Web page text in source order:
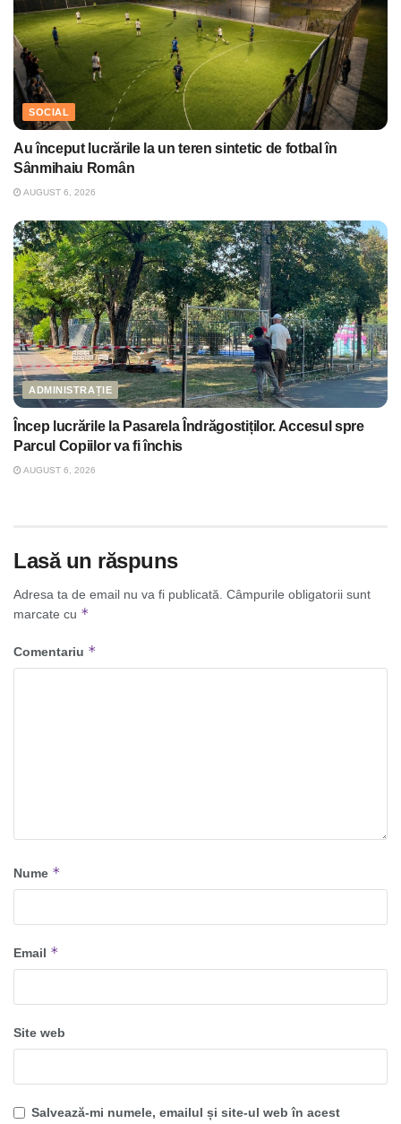
SOCIAL
Au început lucrările la un teren sintetic de fotbal în
Sânmihaiu Român
AUGUST 6, 2026
ADMINISTRAȚIE
Încep lucrările la Pasarela Îndrăgostiților. Accesul spre
Parcul Copiilor va fi închis
AUGUST 6, 2026
Lasă un răspuns
Adresa ta de email nu va fi publicată. Câmpurile obligatorii sunt
marcate cu *
Comentariu *
Nume *
Email *
Site web
Salvează-mi numele, emailul și site-ul web în acest